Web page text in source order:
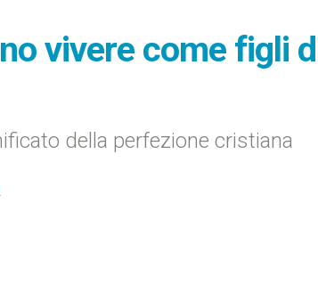
vivere come figli
della perfezione cristiana